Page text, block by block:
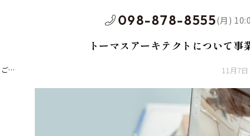
098-878-8555(月)
トーマスアーキテクトについて事
テナントビル 戸建住宅
。 11月7